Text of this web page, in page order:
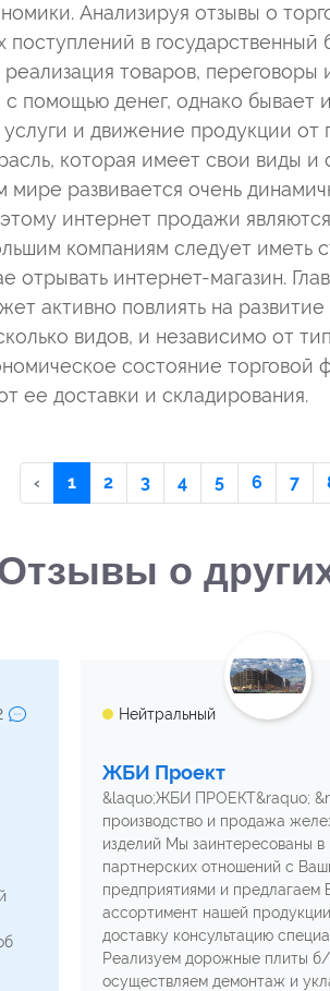
Анализируя отзывы о
поступлений в
товаров,
помощью денег, однако бывает
и движение продукции от
которая имеет свои виды
мире развивается очень
интернет продажи
компаниям следует иметь
отрывать интернет-магазин.
активно повлиять на
видов, и независимо от
состояние торговой
ее доставки и складирования.
‹ 1 2 3 4 5 6 7
о
Нейтральный
ЖБИ Проект
&laquo;ЖБИ ПРОЕКТ&raquo;
производство и продажа
изделий Мы заинтересованы в
партнерских отношений с
предприятиями и предлагаем
ассортимент нашей
доставку консультацию
Реализуем дорожные плиты б/
осуществляем демонтаж и